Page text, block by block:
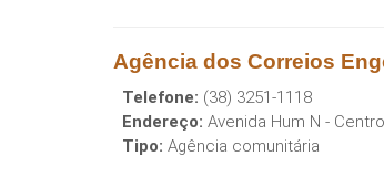
Agência dos Correios
Telefone: (38) 3251-1118
Endereço: Avenida Hum N - Centro
Tipo: Agência comunitária